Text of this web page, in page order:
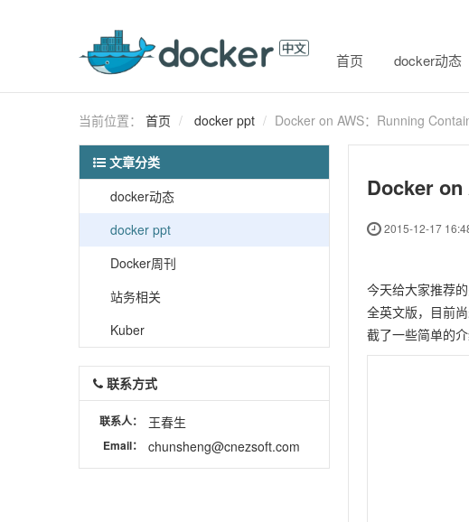
首页 docker动态
当前位置： 首页 docker ppt Docker on AWS：Running
Docker
2015-12-17
今天给大家推荐
全英文版，目前尚
截了一些简单的
文章分类
docker动态
docker ppt
Docker周刊
站务相关
Kuber
联系方式
联系人： 王春生
Email： chunsheng@cnezsoft.com